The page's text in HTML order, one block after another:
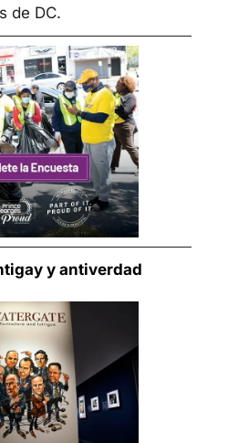
de DC.
y antiverdad